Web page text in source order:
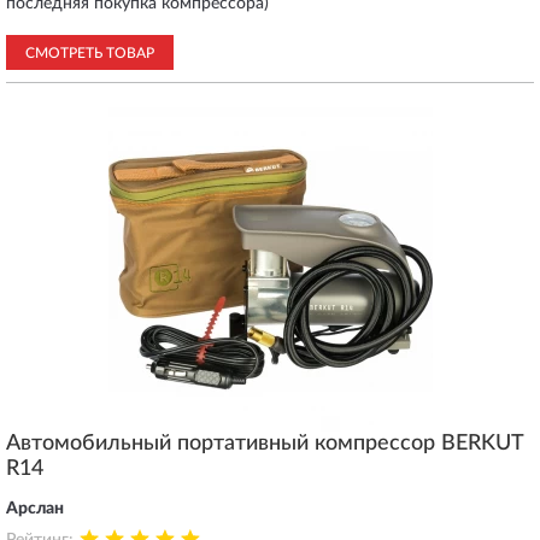
последняя покупка компрессора)
СМОТРЕТЬ ТОВАР
Автомобильный портативный компрессор BERKUT
R14
Арслан